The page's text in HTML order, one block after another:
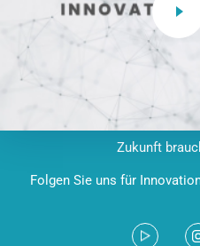
Zukunft
Folgen Sie uns für